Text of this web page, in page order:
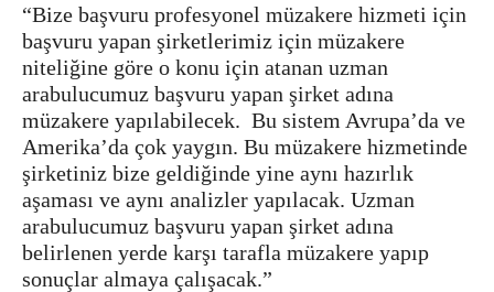
“Bize başvuru profesyonel müzakere hizmeti için
başvuru yapan şirketlerimiz için müzakere
niteliğine göre o konu için atanan uzman
arabulucumuz başvuru yapan şirket adına
müzakere yapılabilecek. Bu sistem Avrupa’da ve
Amerika’da çok yaygın. Bu müzakere hizmetinde
şirketiniz bize geldiğinde yine aynı hazırlık
aşaması ve aynı analizler yapılacak. Uzman
arabulucumuz başvuru yapan şirket adına
belirlenen yerde karşı tarafla müzakere yapıp
sonuçlar almaya çalışacak.”